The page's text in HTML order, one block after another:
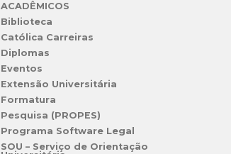
ACADÊMICOS
Biblioteca
Católica Carreiras
Diplomas
Eventos
Extensão Universitária
Formatura
Pesquisa (PROPES)
Programa Software Legal
SOU – Serviço de Orientação